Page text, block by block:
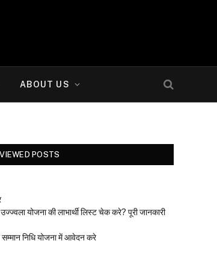
ABOUT US
POSTS
योजना की लाभार्थी लिस्ट चेक करे? पूरी जानकारी
निधि योजना में आवेदन करे